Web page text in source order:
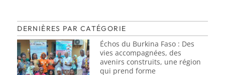
DERNIÈRES PAR CATÉGORIE
Échos du Burkina Faso : Des
vies accompagnées, des
avenirs construits, une région
qui prend forme